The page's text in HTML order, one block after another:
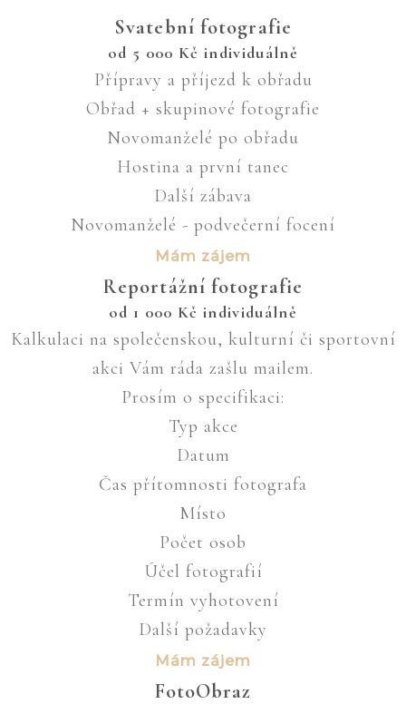
Svatební fotografie
od 5 000 Kč individuálně
Přípravy a příjezd k obřadu
Obřad + skupinové fotografie
Novomanželé po obřadu
Hostina a první tanec
Další zábava
Novomanželé - podvečerní focení
Mám zájem
Reportážní fotografie
od 1 000 Kč individuálně
Kalkulaci na společenskou, kulturní či sportovní
akci Vám ráda zašlu mailem.
Prosím o specifikaci:
Typ akce
Datum
Čas přítomnosti fotografa
Místo
Počet osob
Účel fotografií
Termín vyhotovení
Další požadavky
Mám zájem
FotoObraz